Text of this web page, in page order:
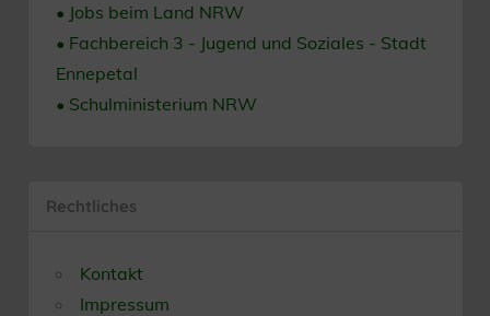
• Jobs beim Land NRW
• Fachbereich 3 - Jugend und Soziales - Stadt
Ennepetal
• Schulministerium NRW
Rechtliches
Kontakt
Impressum